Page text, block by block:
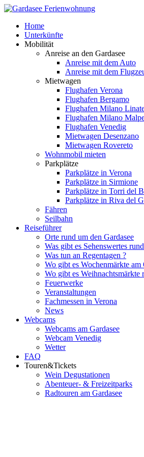
Home
Unterkünfte
Mobilität
Anreise an den Gardasee
Anreise mit dem Auto
Anreise mit dem
Mietwagen
Flughafen Verona
Flughafen Bergamo
Flughafen Milano
Flughafen Milano
Flughafen Venedig
Mietwagen Desenzano
Mietwagen Rovereto
Wohnmobil mieten
Parkplätze
Parkplätze in Verona
Parkplätze in Sirmione
Parkplätze in Torri del
Parkplätze in Riva del
Fähren
Seilbahn
Reiseführer
Orte rund um den Gardasee
Was gibt es Sehenswertes
Was tun an Regentagen ?
Wo gibt es Wochenmärkte am
Wo gibt es Weihnachtsmärkte
Feuerwerke
Veranstaltungen
Fachmessen in Verona
News
Webcams
Webcams am Gardasee
Webcam Venedig
Wetter
FAQ
Touren&Tickets
Wein Degustationen
Abenteuer- & Freizeitparks
Radtouren am Gardasee